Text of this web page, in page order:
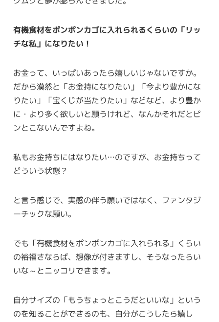
有機食材をポンポンカゴに入れられるくらいの「リッ
チな私」になりたい！
お金って、いっぱいあったら嬉しいじゃないですか。
だから漠然と「お金持になりたい」「今より豊かにな
りたい」「宝くじが当たりたい」などなど、より豊か
に・より多く欲しいと願うけれど、なんかそれだとピ
ンとこないんですよね。
私もお金持ちにはなりたい…のですが、お金持ちって
どういう状態？
と言う感じで、実感の伴う願いではなく、ファンタジ
ーチックな願い。
でも「有機食材をポンポンカゴに入れられる」くらい
の裕福さならば、想像が付きますし、そうなったらい
いな～とニッコリできます。
自分サイズの「もうちょっとこうだといいな」という
のを知ることができるのも、自分がこうしたら嬉し